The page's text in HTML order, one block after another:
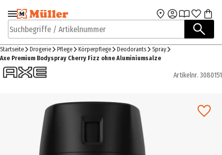
Zur Navigation
springen
Zum Hauptinhalt
Suchbegriffe / Artikelnummer
Startseite Drogerie Pflege Körperpflege Deodorants
Spray
Axe Premium Bodyspray Cherry Fizz ohne Aluminiumsalze
Artikelnr. 3080151